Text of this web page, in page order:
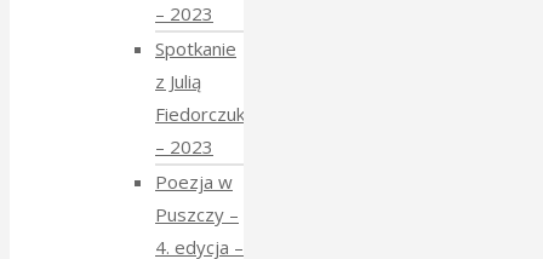
– 2023
Spotkanie
z Julią
Fiedorczuk
– 2023
Poezja w
Puszczy –
4. edycja –